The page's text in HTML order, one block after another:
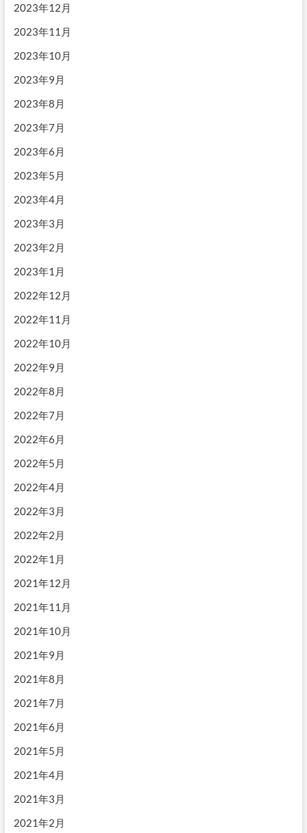
2023年12月
2023年11月
2023年10月
2023年9月
2023年8月
2023年7月
2023年6月
2023年5月
2023年4月
2023年3月
2023年2月
2023年1月
2022年12月
2022年11月
2022年10月
2022年9月
2022年8月
2022年7月
2022年6月
2022年5月
2022年4月
2022年3月
2022年2月
2022年1月
2021年12月
2021年11月
2021年10月
2021年9月
2021年8月
2021年7月
2021年6月
2021年5月
2021年4月
2021年3月
2021年2月